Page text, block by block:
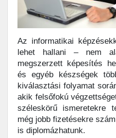
Az informatikai
lehet hallani – nem
megszerzett képesítés
és egyéb készségek
kiválasztási folyamat
akik felsőfokú
széleskörű ismeretekre
még jobb fizetésekre
is diplomázhatunk.